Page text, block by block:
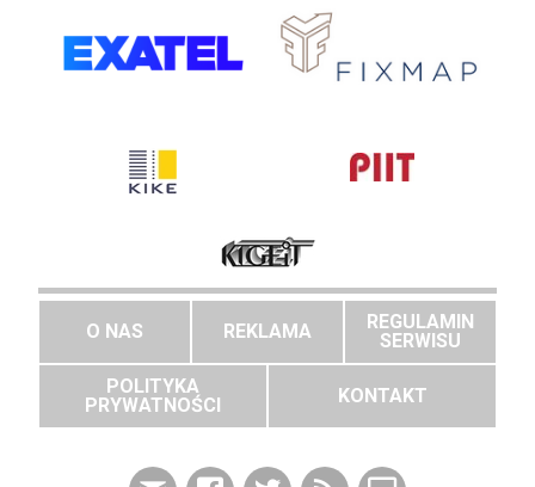
O NAS REKLAMA
REGULAMIN
SERWISU
POLITYKA
PRYWATNOŚCI
KONTAKT